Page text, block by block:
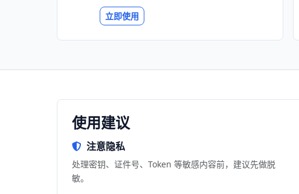
立即使用
使用建议
注意隐私
处理密钥、证件号、Token 等敏感内容前，建议先做脱
敏。